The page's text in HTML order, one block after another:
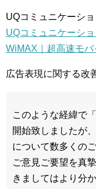
UQコミュニケーシ
UQコミュニケーシ
WiMAX｜超高速モ
広告表現に関する改
このような経緯で
開始致しましたが
について数多くの
ご意見ご要望を真
きましてはより分